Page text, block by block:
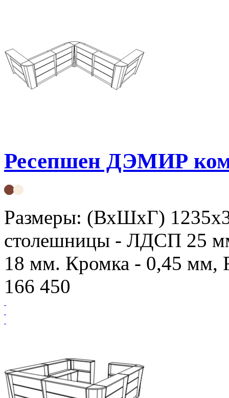
Ресепшен ДЭМИР
Размеры: (ВхШхГ)
столешницы - ЛДСП 25
18 мм. Кромка - 0,45 мм,
166 450